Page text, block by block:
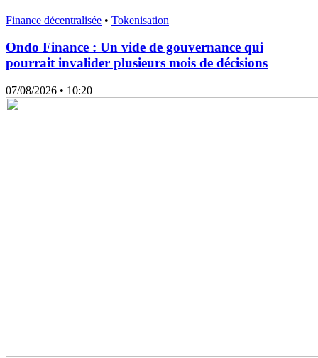
Finance décentralisée • Tokenisation
Ondo Finance : Un vide de gouvernance qui
pourrait invalider plusieurs mois de décisions
07/08/2026 • 10:20